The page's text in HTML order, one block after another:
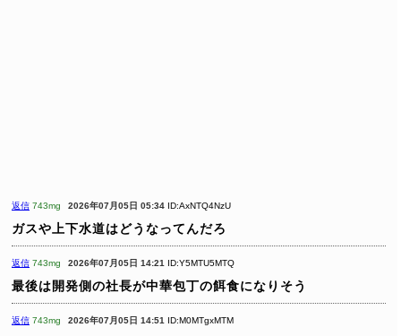
返信 743mg 2026年07月05日 05:34 ID:AxNTQ4NzU
ガスや上下水道はどうなってんだろ
返信 743mg 2026年07月05日 14:21 ID:Y5MTU5MTQ
最後は開発側の社長が中華包丁の餌食になりそう
返信 743mg 2026年07月05日 14:51 ID:M0MTgxMTM